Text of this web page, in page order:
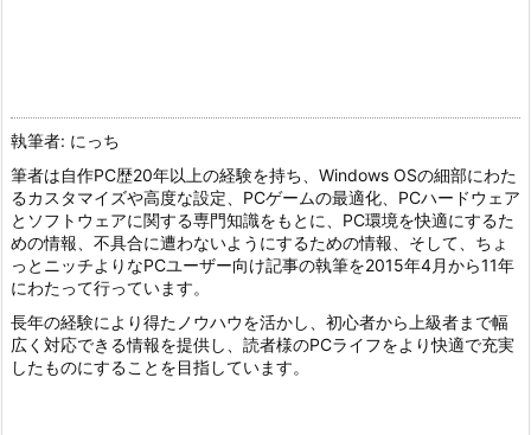
執筆者: にっち
筆者は自作PC歴20年以上の経験を持ち、Windows OSの細部にわた
るカスタマイズや高度な設定、PCゲームの最適化、PCハードウェア
とソフトウェアに関する専門知識をもとに、PC環境を快適にするた
めの情報、不具合に遭わないようにするための情報、そして、ちょ
っとニッチよりなPCユーザー向け記事の執筆を2015年4月から11年
にわたって行っています。
長年の経験により得たノウハウを活かし、初心者から上級者まで幅
広く対応できる情報を提供し、読者様のPCライフをより快適で充実
したものにすることを目指しています。